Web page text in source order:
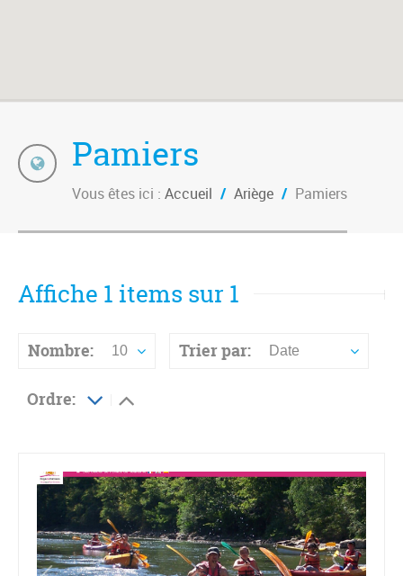
Pamiers
Vous êtes ici : Accueil / Ariège / Pamiers
Affiche 1 items sur 1
Nombre: 10 Trier par: Date
Ordre: